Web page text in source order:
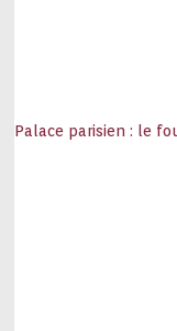
Palace parisien : le